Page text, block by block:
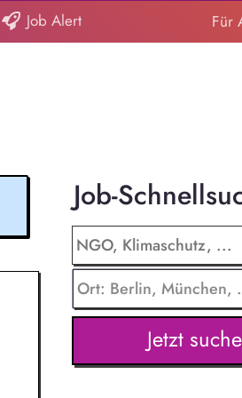
Job Alert Für
Job-
Jetzt